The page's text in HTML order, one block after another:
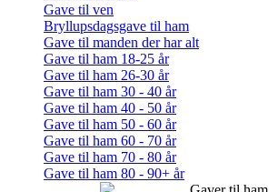
Gave til ven
Bryllupsdagsgave til ham
Gave til manden der har alt
Gave til ham 18-25 år
Gave til ham 26-30 år
Gave til ham 30 - 40 år
Gave til ham 40 - 50 år
Gave til ham 50 - 60 år
Gave til ham 60 - 70 år
Gave til ham 70 - 80 år
Gave til ham 80 - 90+ år